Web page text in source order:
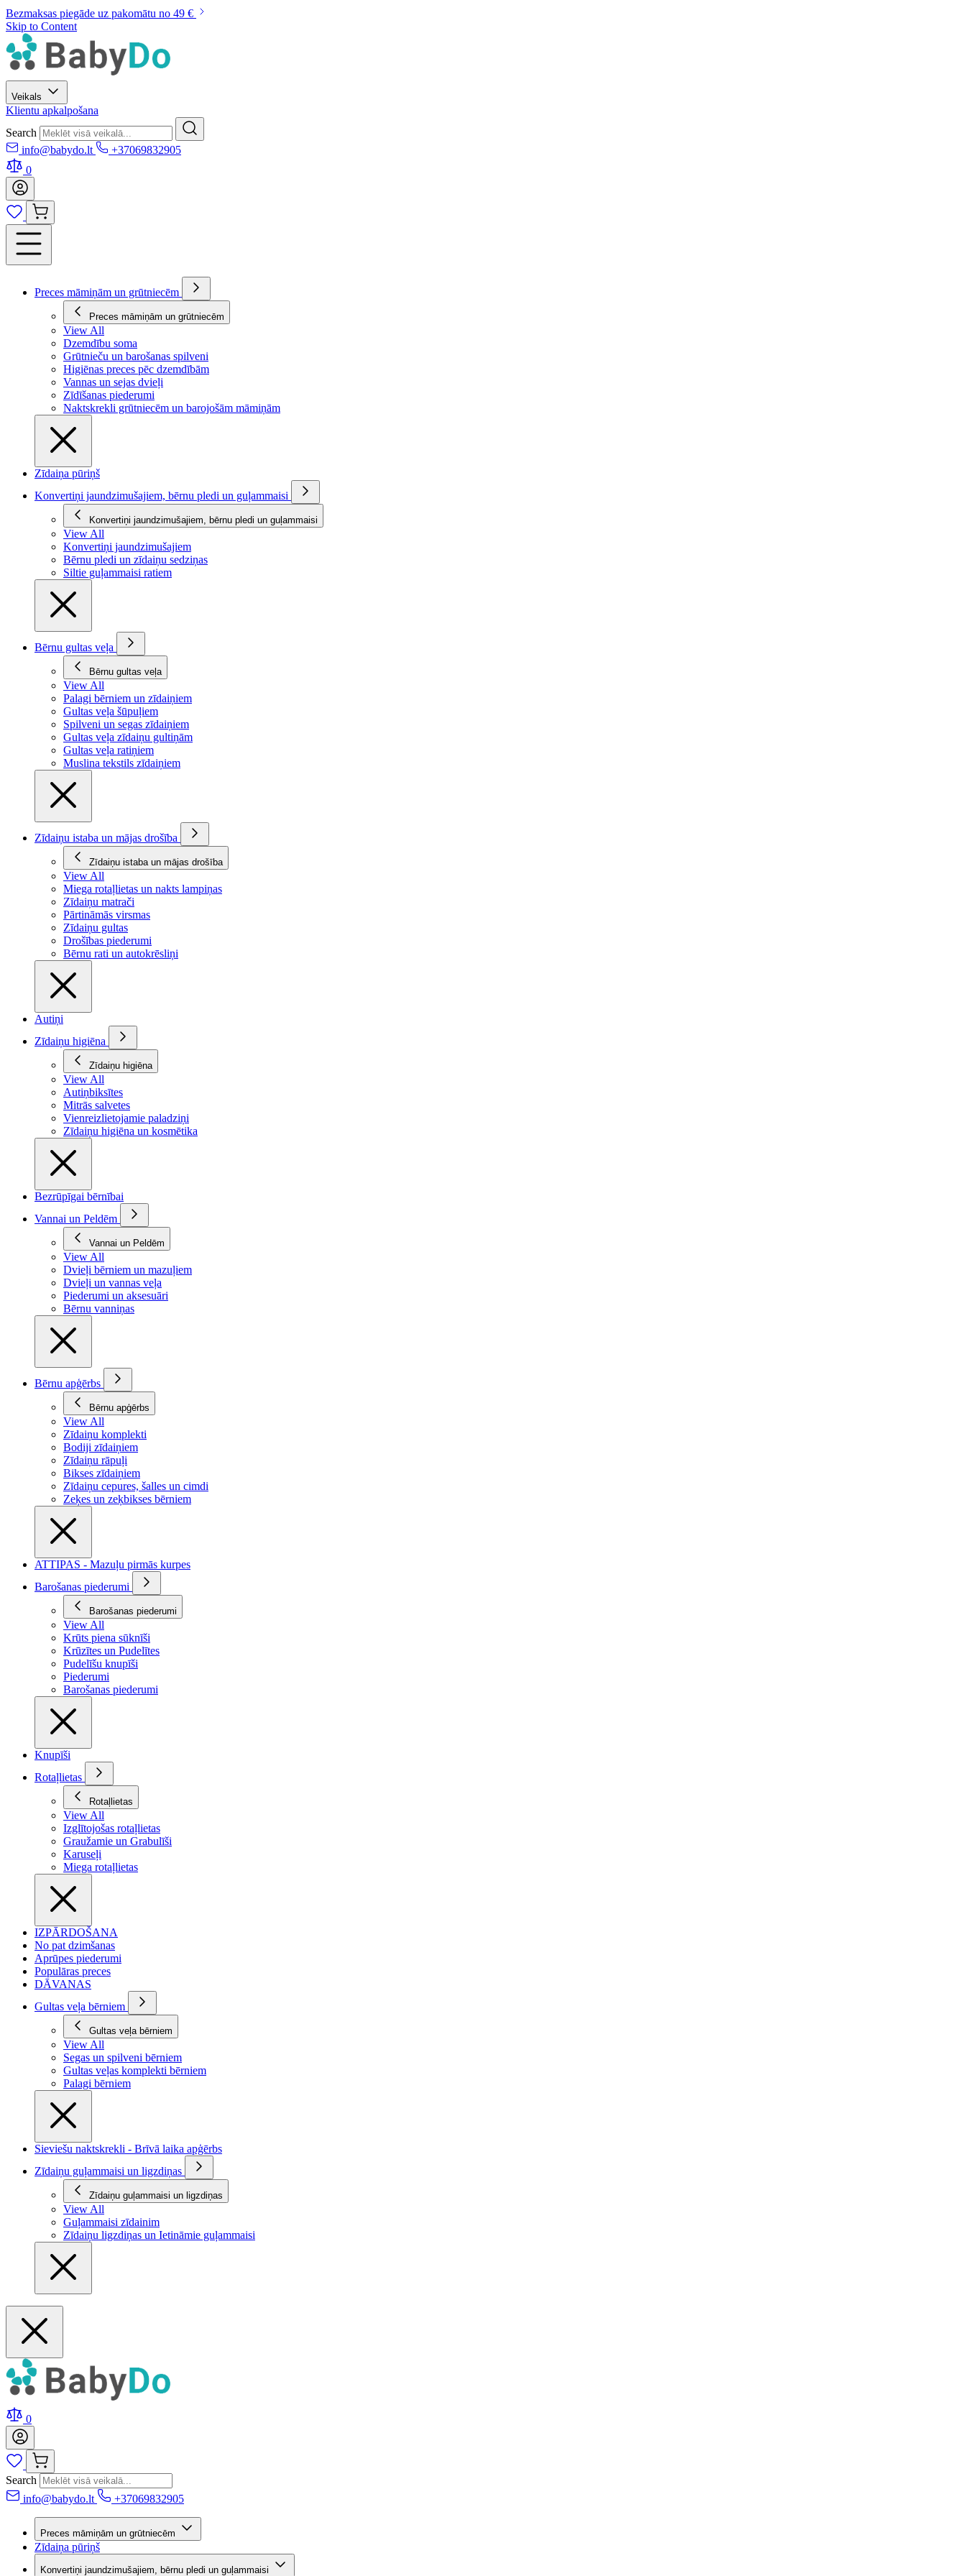
Bezmaksas piegāde uz pakomātu no 49 €
Skip to Content
Veikals
Klientu apkalpošana
Search
info@babydo.lt
+37069832905
0
Preces māmiņām un grūtniecēm
Preces māmiņām un grūtniecēm
View All
Dzemdību soma
Grūtnieču un barošanas spilveni
Higiēnas preces pēc dzemdībām
Vannas un sejas dvieļi
Zīdīšanas piederumi
Naktskrekli grūtniecēm un barojošām māmiņām
Zīdaiņa pūriņš
Konvertiņi jaundzimušajiem, bērnu pledi un guļammaisi
Konvertiņi jaundzimušajiem, bērnu pledi un guļammaisi
View All
Konvertiņi jaundzimušajiem
Bērnu pledi un zīdaiņu sedziņas
Siltie guļammaisi ratiem
Bērnu gultas veļa
Bērnu gultas veļa
View All
Palagi bērniem un zīdaiņiem
Gultas veļa šūpuļiem
Spilveni un segas zīdaiņiem
Gultas veļa zīdaiņu gultiņām
Gultas veļa ratiņiem
Muslina tekstils zīdaiņiem
Zīdaiņu istaba un mājas drošība
Zīdaiņu istaba un mājas drošība
View All
Miega rotaļlietas un nakts lampiņas
Zīdaiņu matrači
Pārtināmās virsmas
Zīdaiņu gultas
Drošības piederumi
Bērnu rati un autokrēsliņi
Autiņi
Zīdaiņu higiēna
Zīdaiņu higiēna
View All
Autiņbiksītes
Mitrās salvetes
Vienreizlietojamie paladziņi
Zīdaiņu higiēna un kosmētika
Bezrūpīgai bērnībai
Vannai un Peldēm
Vannai un Peldēm
View All
Dvieļi bērniem un mazuļiem
Dvieļi un vannas veļa
Piederumi un aksesuāri
Bērnu vanniņas
Bērnu apģērbs
Bērnu apģērbs
View All
Zīdaiņu komplekti
Bodiji zīdaiņiem
Zīdaiņu rāpuļi
Bikses zīdaiņiem
Zīdaiņu cepures, šalles un cimdi
Zeķes un zeķbikses bērniem
ATTIPAS - Mazuļu pirmās kurpes
Barošanas piederumi
Barošanas piederumi
View All
Krūts piena sūknīši
Krūzītes un Pudelītes
Pudelīšu knupīši
Piederumi
Barošanas piederumi
Knupīši
Rotaļlietas
Rotaļlietas
View All
Izglītojošas rotaļlietas
Graužamie un Grabulīši
Karuseļi
Miega rotaļlietas
IZPĀRDOŠANA
No pat dzimšanas
Aprūpes piederumi
Populāras preces
DĀVANAS
Gultas veļa bērniem
Gultas veļa bērniem
View All
Segas un spilveni bērniem
Gultas veļas komplekti bērniem
Palagi bērniem
Sieviešu naktskrekli - Brīvā laika apģērbs
Zīdaiņu guļammaisi un ligzdiņas
Zīdaiņu guļammaisi un ligzdiņas
View All
Guļammaisi zīdainim
Zīdaiņu ligzdiņas un Ietināmie guļammaisi
0
Search
info@babydo.lt
+37069832905
Preces māmiņām un grūtniecēm
Zīdaiņa pūriņš
Konvertiņi jaundzimušajiem, bērnu pledi un guļammaisi